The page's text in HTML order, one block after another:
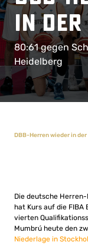
in der
80:61 gegen
Heidelberg
DBB-Herren wieder in der
Die deutsche
hat Kurs auf die
vierten
Mumbrú heute den
Niederlage in